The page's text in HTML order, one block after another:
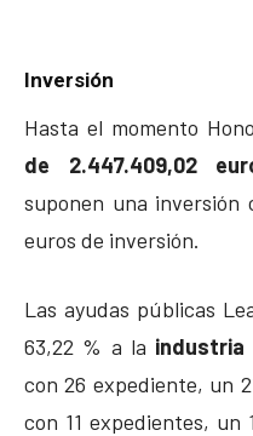
Inversión
Hasta el momento
de 2.447.409,02
suponen una inversión
euros de inversión.
Las ayudas públicas
63,22 % a la industria
con 26 expediente, un
con 11 expedientes, un